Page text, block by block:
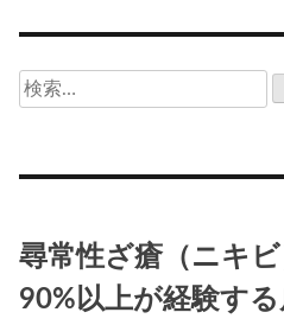
ビ
有
効
な
検
索:
尋常性ざ瘡（ニキ
90%以上が経験す